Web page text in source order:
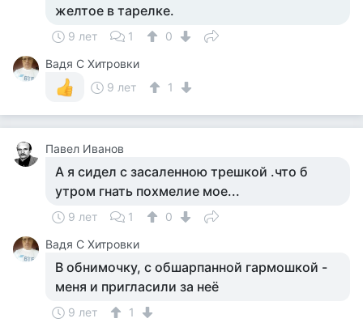
желтое в тарелке.
9 лет 1
0
Вадя С Хитровки
9 лет
1
Павел Иванов
А я сидел с засаленною трешкой .что б
утром гнать похмелие мое...
9 лет 1
0
Вадя С Хитровки
В обнимочку, с обшарпанной гармошкой -
меня и пригласили за неё
9 лет 1